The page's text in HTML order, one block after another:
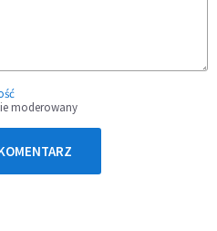
moderowany